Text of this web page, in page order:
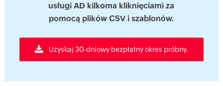
usługi AD kilkoma kliknięciami za
pomocą plików CSV i szablonów.
Uzyskaj 30-dniowy bezpłatny okres próbny.